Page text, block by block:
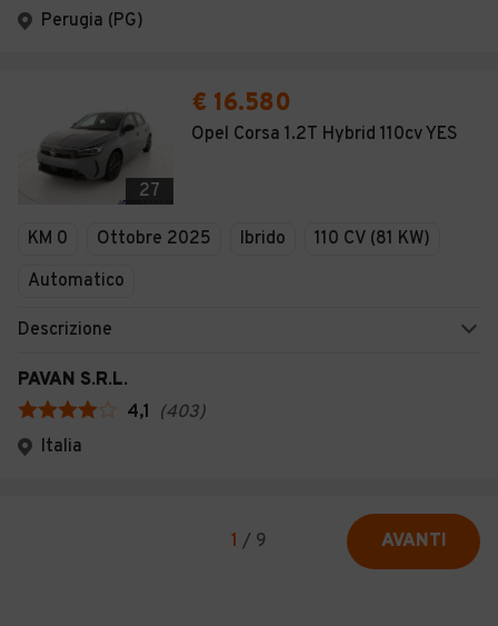
Perugia (PG)
27
€ 16.580
Opel Corsa 1.2T Hybrid 110cv YES
KM 0 Ottobre 2025 Ibrido
110 CV (81 KW)
Automatico
Descrizione
PAVAN S.R.L.
4,1 (403)
Italia
1 / 9 AVANTI